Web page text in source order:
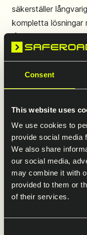
Consent
This website uses
We use cookies to
provide social media
We also share
our social media,
may combine it with
provided to them or
of their services.
säkerställer
kompletta
långsiktiga
Se vårt utbud av
Eftergivliga
Våra
De
(NE) utförandena
kollisioner och ökar
förare och
snabba leveranser